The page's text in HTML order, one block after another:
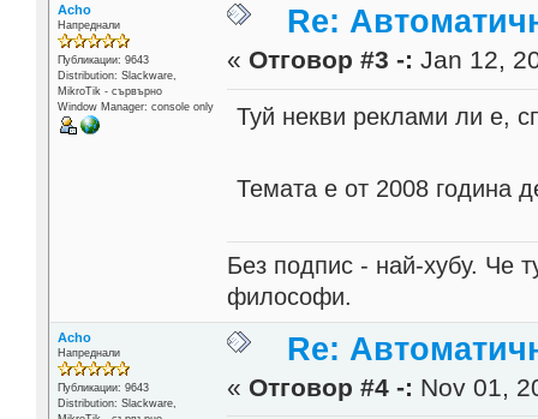
Acho
Напреднали
Публикации: 9643
Distribution: Slackware,
MikroTik - сървърно
Window Manager: console only
Re:
« Отговор #3 -: Jan 12,
Туй некви реклами ли е,
Темата е от 2008 година
Без подпис - най-хубу. Че
философи.
Acho
Напреднали
Публикации: 9643
Distribution: Slackware,
Re:
« Отговор #4 -: Nov 01,